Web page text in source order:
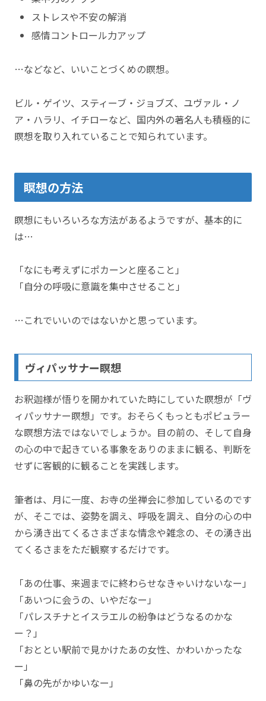
ストレスや不安の解消
感情コントロール力アップ
…などなど、いいことづくめの瞑想。
ビル・ゲイツ、スティーブ・ジョブズ、ユヴァル・ノ
ア・ハラリ、イチローなど、国内外の著名人も積極的に
瞑想を取り入れていることで知られています。
瞑想の方法
瞑想にもいろいろな方法があるようですが、基本的に
は…
「なにも考えずにポカーンと座ること」
「自分の呼吸に意識を集中させること」
…これでいいのではないかと思っています。
ヴィパッサナー瞑想
お釈迦様が悟りを開かれていた時にしていた瞑想が「ヴ
ィパッサナー瞑想」です。おそらくもっともポピュラー
な瞑想方法ではないでしょうか。目の前の、そして自身
の心の中で起きている事象をありのままに観る、判断を
せずに客観的に観ることを実践します。
筆者は、月に一度、お寺の坐禅会に参加しているのです
が、そこでは、姿勢を調え、呼吸を調え、自分の心の中
から湧き出てくるさまざまな情念や雑念の、その湧き出
てくるさまをただ観察するだけです。
「あの仕事、来週までに終わらせなきゃいけないなー」
「あいつに会うの、いやだなー」
「パレスチナとイスラエルの紛争はどうなるのかな
ー？」
「おととい駅前で見かけたあの女性、かわいかったな
ー」
「鼻の先がかゆいなー」